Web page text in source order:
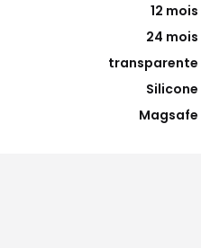
12 mois
24 mois
transparente
Silicone
Magsafe